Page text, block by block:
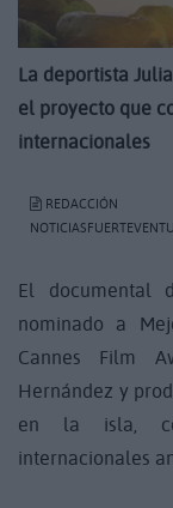
La deportista
el proyecto que
internacionales
REDACCIÓN
El documental
nominado a
Cannes Film
Hernández y
en la isla,
internacionales